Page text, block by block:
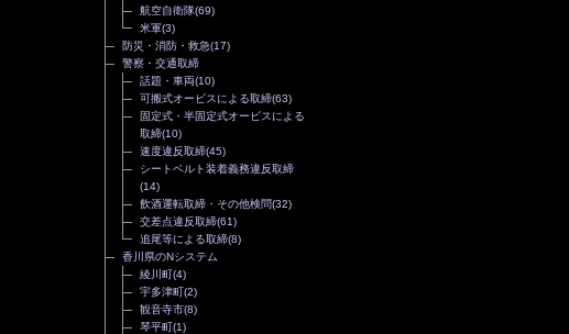
航空自衛隊(69)
米軍(3)
防災・消防・救急(17)
警察・交通取締
話題・車両(10)
可搬式オービスによる取締(63)
固定式・半固定式オービスによる
取締(10)
速度違反取締(45)
シートベルト装着義務違反取締
(14)
飲酒運転取締・その他検問(32)
交差点違反取締(61)
追尾等による取締(8)
香川県のNシステム
綾川町(4)
宇多津町(2)
観音寺市(8)
琴平町(1)